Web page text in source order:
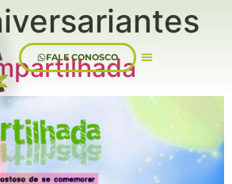
FALE CONOSCO